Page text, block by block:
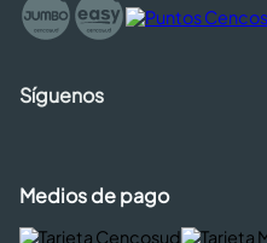
Síguenos
Medios de pago